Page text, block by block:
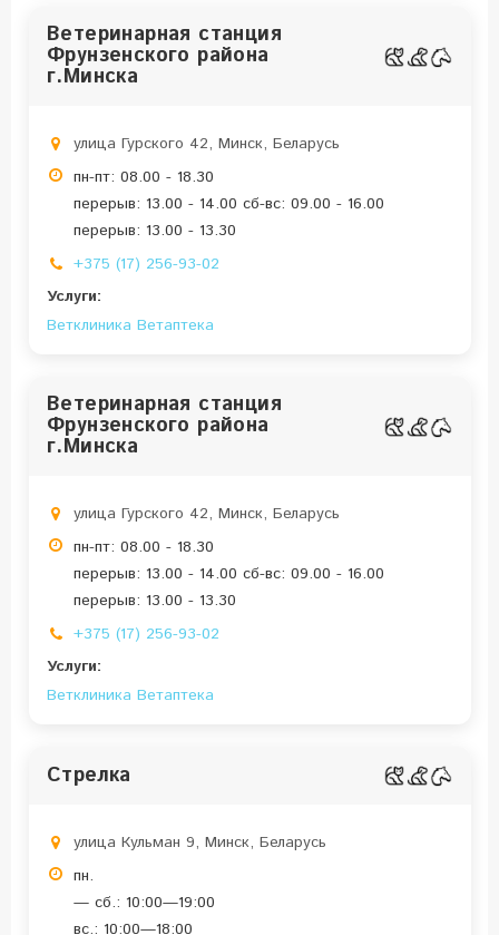
Ветеринарная станция
Фрунзенского района
г.Минска
улица Гурского 42, Минск, Беларусь
пн-пт: 08.00 - 18.30
перерыв: 13.00 - 14.00 сб-вс: 09.00 - 16.00
перерыв: 13.00 - 13.30
+375 (17) 256-93-02
Услуги:
Ветклиника Ветаптека
Ветеринарная станция
Фрунзенского района
г.Минска
улица Гурского 42, Минск, Беларусь
пн-пт: 08.00 - 18.30
перерыв: 13.00 - 14.00 сб-вс: 09.00 - 16.00
перерыв: 13.00 - 13.30
+375 (17) 256-93-02
Услуги:
Ветклиника Ветаптека
Стрелка
улица Кульман 9, Минск, Беларусь
пн.
— сб.: 10:00—19:00
вс.: 10:00—18:00